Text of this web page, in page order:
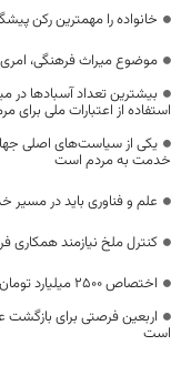
خانواده را مهمترین رکن
موضوع میراث فرهنگی،
بیشترین تعداد آسبادها
استفاده از اعتبارات ملی برای
یکی از سیاست‌های اصلی
خدمت به مردم است
علم و فناوری باید در مسیر
کنترل ملخ نیازمند همکاری
اختصاص 2500 میلیارد تومان برای توسعه راه‌های دوبانده خراسان جنوبی
اربعین فرصتی برای
است